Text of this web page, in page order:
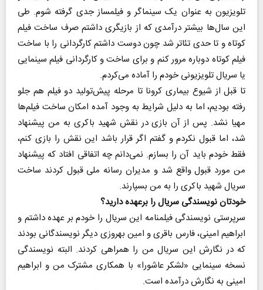
تلویزیون به عنوان یک سینماگر و فیلمساز جدی گرفته شوم. طی
این سال‌ها بیشتر درآمدی که از بازیگری داشتم صرف ساخت فیلم
کوتاه و تا حدی تئاتر شد چون دوست داشتم کارگردانی را با ساخت
فیلم کوتاه دوباره مرور کنم و برای ساخت و کارگردانی فیلم سینمایی
یا سریال تلویزیونی خودم را آماده می‌کردم.
تا قبل از شیوع بیماری کرونا تا مرحله پیش‌تولید دو فیلم هم جلو
رفته بودیم، اما به دلیل شرایط به وجود آمده امکان ساخت فیلم‌ها
مهیا نشد. پس از آن بازی در نقش شهید باکری به من پیشنهاد
شد، اما قبول نکردم و گفتم اگر قرار باشد این نقش را بازی کنم،
فقط خودم باید آن را بسازم. نمی‌دانم چه اتفاقی افتاد که پیشنهاد
من مورد قبول واقع شد و مدیران رسانه ملی قبول کردند ساخت
سریال شهید باکری را به من بسپارند.
خودتان نویسندگی سریال را برعهده دارید؟
سرپرستی نویسندگی فیلمنامه این سریال را خودم بر عهده داشتم و
ابراهیم امینی، فارس باقری و امین بهروزی دیگر نویسندگانی بودند
که در نگارش این سریال من را همراهی کردند. البته نویسندگی
نسخه سینمایی «لشکر عاشورا» با همکاری مشترک من و ابراهیم
امینی به نگارش درآمده است.